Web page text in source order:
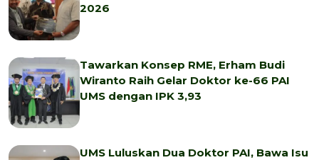
2026
Tawarkan Konsep RME, Erham Budi
Wiranto Raih Gelar Doktor ke-66 PAI
UMS dengan IPK 3,93
UMS Luluskan Dua Doktor PAI, Bawa Isu